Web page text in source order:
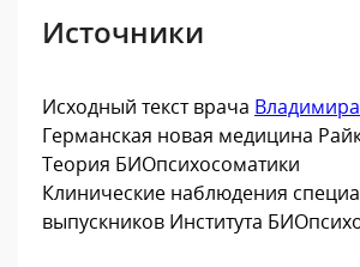
Источники
Исходный текст врача
Германская новая медицина
Теория БИОпсихосоматики
Клинические наблюдения
выпускников Института